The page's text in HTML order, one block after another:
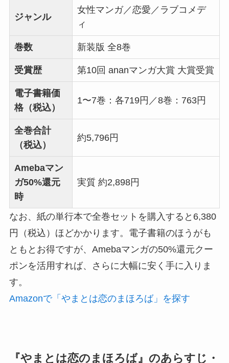
ジャンル
女性マンガ／恋愛／ラブコメデ
ィ
巻数 新装版 全8巻
受賞歴 第10回 ananマンガ大賞 大賞受賞
電子書籍価
格（税込）
1〜7巻：各719円／8巻：763円
全巻合計
（税込）
約5,796円
Amebaマン
ガ50%還元
時
実質 約2,898円
なお、紙の単行本で全巻セットを購入すると6,380
円（税込）ほどかかります。電子書籍のほうがも
ともとお得ですが、Amebaマンガの50%還元クー
ポンを活用すれば、さらに大幅に安く手に入りま
す。
Amazonで「やまとは恋のまほろば」を探す
『やまとは恋のまほろば』のあらすじ・